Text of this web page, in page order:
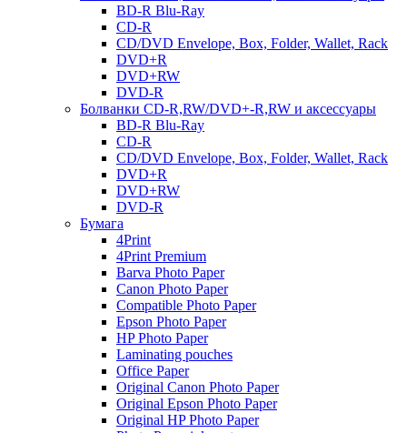
BD-R Blu-Ray
CD-R
CD/DVD Envelope, Box, Folder, Wallet, Rack
DVD+R
DVD+RW
DVD-R
Болванки CD-R,RW/DVD+-R,RW и аксессуары
BD-R Blu-Ray
CD-R
CD/DVD Envelope, Box, Folder, Wallet, Rack
DVD+R
DVD+RW
DVD-R
Бумага
4Print
4Print Premium
Barva Photo Paper
Canon Photo Paper
Compatible Photo Paper
Epson Photo Paper
HP Photo Paper
Laminating pouches
Office Paper
Original Canon Photo Paper
Original Epson Photo Paper
Original HP Photo Paper